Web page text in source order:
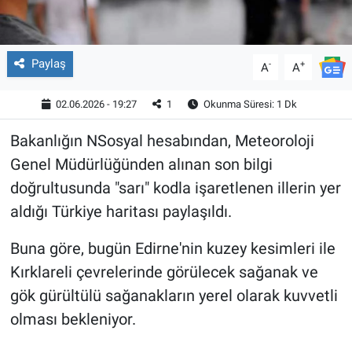
Paylaş A- A+
02.06.2026 - 19:27 1 Okunma Süresi: 1 Dk
Bakanlığın NSosyal hesabından, Meteoroloji
Genel Müdürlüğünden alınan son bilgi
doğrultusunda "sarı" kodla işaretlenen illerin yer
aldığı Türkiye haritası paylaşıldı.
Buna göre, bugün Edirne'nin kuzey kesimleri ile
Kırklareli çevrelerinde görülecek sağanak ve
gök gürültülü sağanakların yerel olarak kuvvetli
olması bekleniyor.